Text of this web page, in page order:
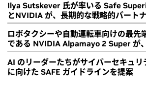
Ilya Sutskever 氏が率いる Safe
とNVIDIA が、長期的な戦略的パート
ロボタクシーや自動運転車向けの最先
である NVIDIA Alpamayo 2 Super が
AI のリーダーたちがサイバーセキュリ
に向けた SAFE ガイドラインを提案